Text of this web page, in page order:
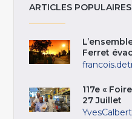
ARTICLES
Ferret
117e «
27 Juillet
YvesCalbert